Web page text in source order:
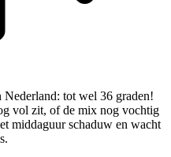
tot wel 36 graden!
vol zit, of de mix nog vochtig
middaguur schaduw en wacht